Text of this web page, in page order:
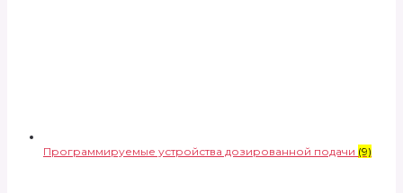
Программируемые устройства дозированной подачи (9)